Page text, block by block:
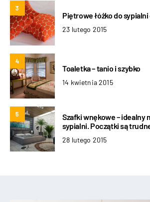
3
Piętrowe łóżko do
23 lutego 2015
4
Toaletka – tanio i szybko
14 kwietnia 2015
5
Szafki wnękowe – idealny
sypialni. Początki są
28 lutego 2015